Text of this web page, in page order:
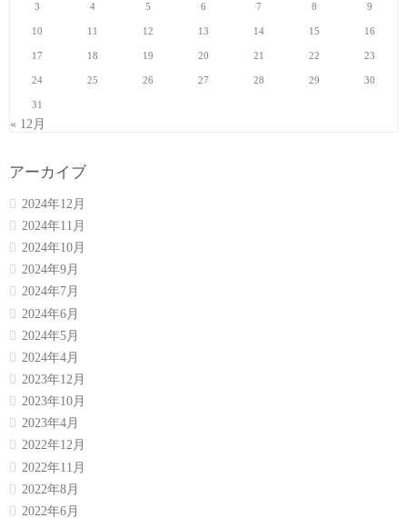
3 4 5 6 7 8 9
10 11 12 13 14 15 16
17 18 19 20 21 22 23
24 25 26 27 28 29 30
31
« 12月
アーカイブ
2024年12月
2024年11月
2024年10月
2024年9月
2024年7月
2024年6月
2024年5月
2024年4月
2023年12月
2023年10月
2023年4月
2022年12月
2022年11月
2022年8月
2022年6月